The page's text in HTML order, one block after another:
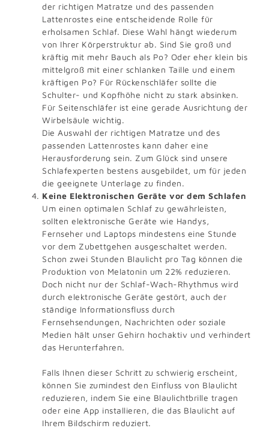
der richtigen Matratze und des passenden
Lattenrostes eine entscheidende Rolle für
erholsamen Schlaf. Diese Wahl hängt wiederum
von Ihrer Körperstruktur ab. Sind Sie groß und
kräftig mit mehr Bauch als Po? Oder eher klein bis
mittelgroß mit einer schlanken Taille und einem
kräftigen Po? Für Rückenschläfer sollte die
Schulter- und Kopfhöhe nicht zu stark absinken.
Für Seitenschläfer ist eine gerade Ausrichtung der
Wirbelsäule wichtig.
Die Auswahl der richtigen Matratze und des
passenden Lattenrostes kann daher eine
Herausforderung sein. Zum Glück sind unsere
Schlafexperten bestens ausgebildet, um für jeden
die geeignete Unterlage zu finden.
Keine Elektronischen Geräte vor dem Schlafen
Um einen optimalen Schlaf zu gewährleisten,
sollten elektronische Geräte wie Handys,
Fernseher und Laptops mindestens eine Stunde
vor dem Zubettgehen ausgeschaltet werden.
Schon zwei Stunden Blaulicht pro Tag können die
Produktion von Melatonin um 22% reduzieren.
Doch nicht nur der Schlaf-Wach-Rhythmus wird
durch elektronische Geräte gestört, auch der
ständige Informationsfluss durch
Fernsehsendungen, Nachrichten oder soziale
Medien hält unser Gehirn hochaktiv und verhindert
das Herunterfahren.
Falls Ihnen dieser Schritt zu schwierig erscheint,
können Sie zumindest den Einfluss von Blaulicht
reduzieren, indem Sie eine Blaulichtbrille tragen
oder eine App installieren, die das Blaulicht auf
Ihrem Bildschirm reduziert.